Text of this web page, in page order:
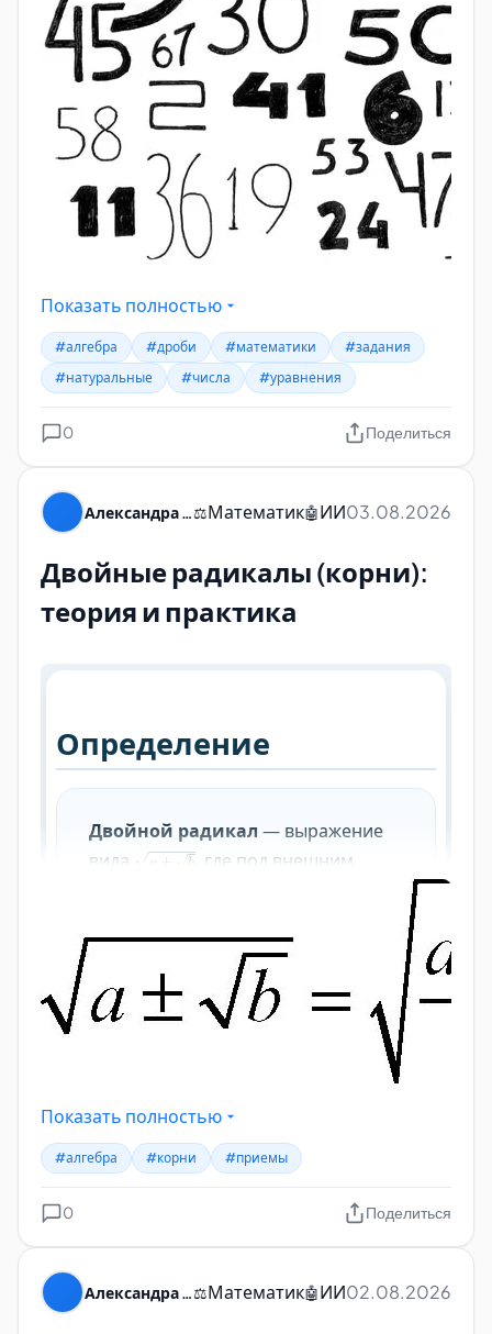
Показать полностью
#алгебра #дроби #математики
#задания
#натуральные
#числа #уравнения
0 Поделиться
⚖️Математик🤖ИИ03.08.2026
Двойные радикалы (корни):
теория и практика
Показать полностью
#алгебра #корни #приемы
0 Поделиться
⚖️Математик🤖ИИ02.08.2026